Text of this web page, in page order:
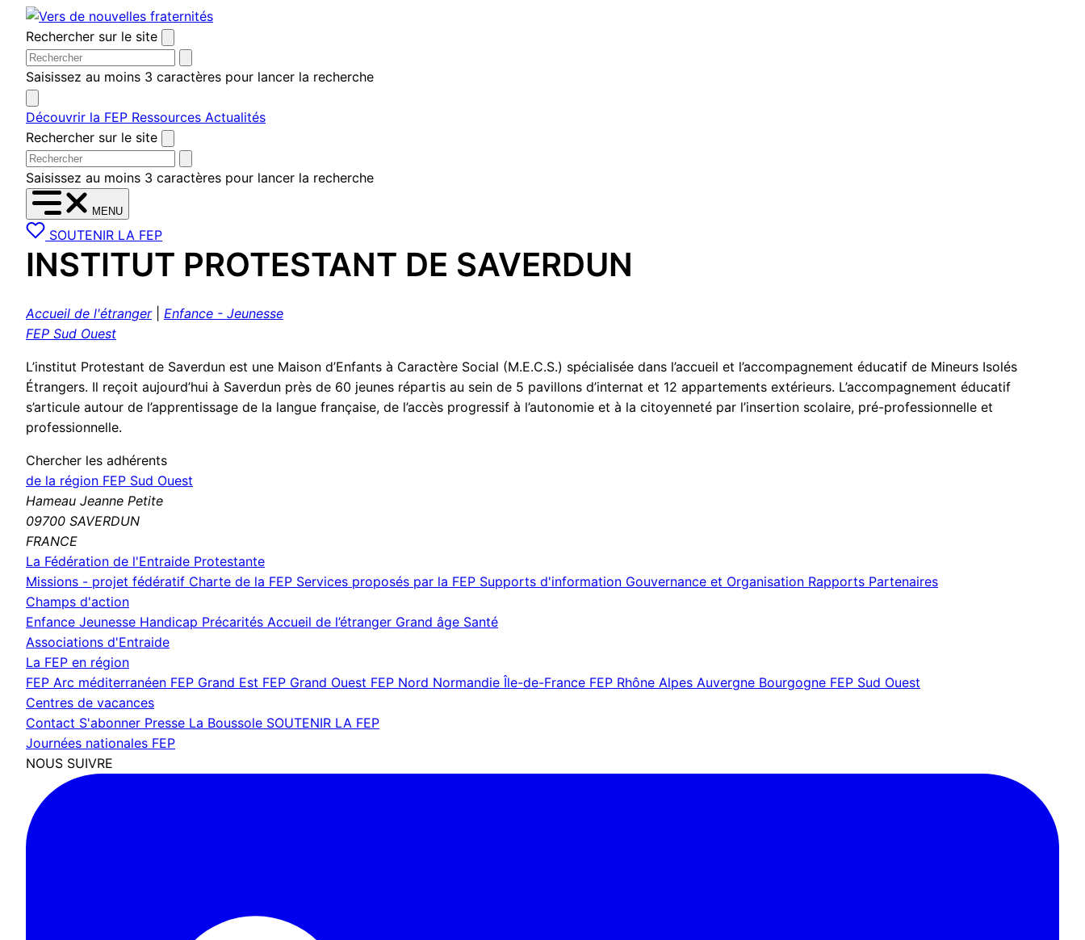
Aller
au
contenu
Rechercher sur le site
Saisissez au moins 3 caractères pour lancer la recherche
Découvrir la FEP Ressources Actualités
Rechercher sur le site
Saisissez au moins 3 caractères pour lancer la recherche
MENU
SOUTENIR LA FEP
INSTITUT PROTESTANT DE SAVERDUN
Accueil de l'étranger| Enfance - Jeunesse
FEP Sud Ouest
L’institut Protestant de Saverdun est une Maison d’Enfants à Caractère Social (M.E.C.S.) spécialisée dans l’accueil et l’accompagnement éducatif de Mineurs Isolés
Étrangers. Il reçoit aujourd’hui à Saverdun près de 60 jeunes répartis au sein de 5 pavillons d’internat et 12 appartements extérieurs. L’accompagnement éducatif
s’articule autour de l’apprentissage de la langue française, de l’accès progressif à l’autonomie et à la citoyenneté par l’insertion scolaire, pré-professionnelle et
professionnelle.
Chercher les adhérents
de la région FEP Sud Ouest
Hameau Jeanne Petite
09700 SAVERDUN
FRANCE
La Fédération de l'Entraide Protestante
Missions - projet fédératif Charte de la FEP Services proposés par la FEP Supports d'information Gouvernance et Organisation Rapports Partenaires
Champs d'action
Enfance Jeunesse Handicap Précarités Accueil de l’étranger Grand âge Santé
Associations d'Entraide
La FEP en région
FEP Arc méditerranéen FEP Grand Est FEP Grand Ouest FEP Nord Normandie Île-de-France FEP Rhône Alpes Auvergne Bourgogne FEP Sud Ouest
Centres de vacances
Contact S'abonner Presse La Boussole SOUTENIR LA FEP
Journées nationales FEP
NOUS SUIVRE